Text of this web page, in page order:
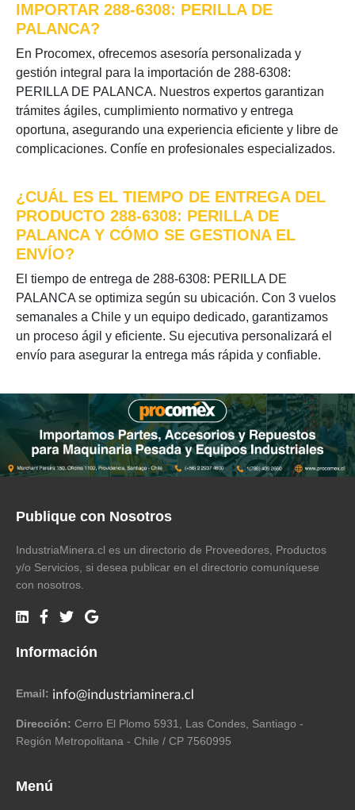
IMPORTAR 288-6308: PERILLA DE
PALANCA?
En Procomex, ofrecemos asesoría personalizada y
gestión integral para la importación de 288-6308:
PERILLA DE PALANCA. Nuestros expertos garantizan
trámites ágiles, cumplimiento normativo y entrega
oportuna, asegurando una experiencia eficiente y libre de
complicaciones. Confíe en profesionales especializados.
¿CUÁL ES EL TIEMPO DE ENTREGA DEL
PRODUCTO 288-6308: PERILLA DE
PALANCA Y CÓMO SE GESTIONA EL
ENVÍO?
El tiempo de entrega de 288-6308: PERILLA DE
PALANCA se optimiza según su ubicación. Con 3 vuelos
semanales a Chile y un equipo dedicado, garantizamos
un proceso ágil y eficiente. Su ejecutiva personalizará el
envío para asegurar la entrega más rápida y confiable.
Publique con Nosotros
IndustriaMinera.cl es un directorio de Proveedores, Productos
y/o Servicios, si desea publicar en el directorio comuníquese
con nosotros.
Información
Email:
Dirección: Cerro El Plomo 5931, Las Condes, Santiago -
Región Metropolitana - Chile / CP 7560995
Menú